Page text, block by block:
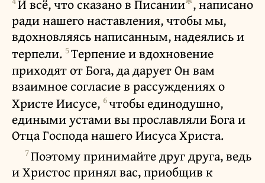
И всё, что сказано в Писании , написано
ради нашего наставления, чтобы мы,
вдохновляясь написанным, надеялись и
терпели. 5Терпение и вдохновение
приходят от Бога, да дарует Он вам
взаимное согласие в рассуждениях о
Христе Иисусе, 6чтобы единодушно,
едиными устами вы прославляли Бога и
Отца Господа нашего Иисуса Христа.
7Поэтому принимайте друг друга, ведь
и Христос принял вас, приобщив к